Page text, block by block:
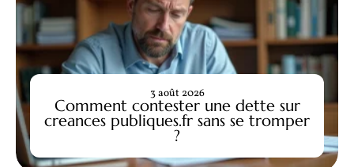
Comment contester une dette sur
creances publiques.fr sans se tromper
?
3 août 2026